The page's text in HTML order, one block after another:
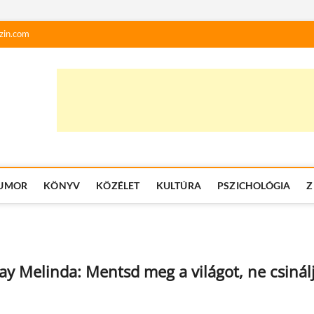
KÖNYV KÖZÉLET KULTÚRA PSZICHOLÓGIA
Melinda: Mentsd meg a világot, ne csinálj